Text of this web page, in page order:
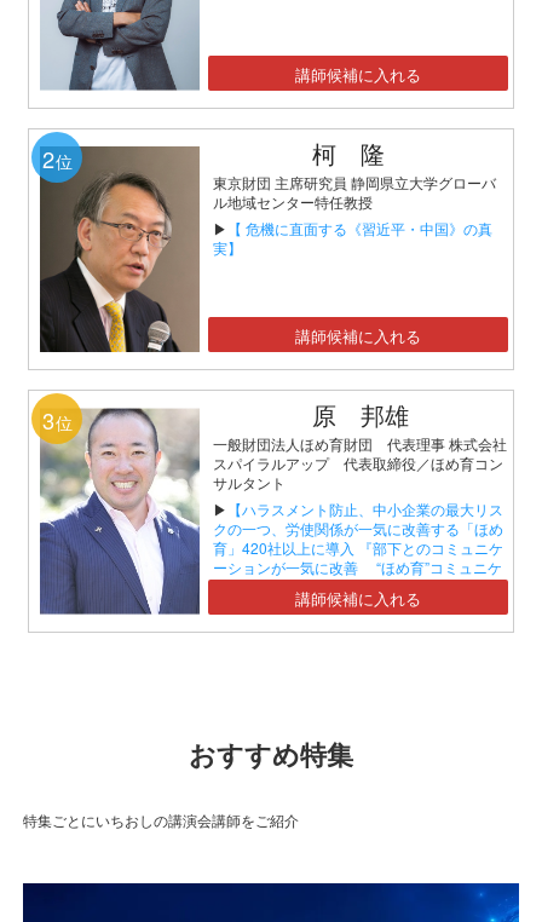
講師候補に入れる
2位 柯 隆
東京財団 主席研究員 静岡県立大学グローバ
ル地域センター特任教授
▶ 【 危機に直面する《習近平・中国》の真
実】
講師候補に入れる
3位 原 邦雄
一般財団法人ほめ育財団 代表理事 株式会社
スパイラルアップ 代表取締役／ほめ育コン
サルタント
▶ 【ハラスメント防止、中小企業の最大リス
クの一つ、労使関係が一気に改善する「ほめ
育」420社以上に導入 『部下とのコミュニケ
ーションが一気に改善 “ほめ育”コミュニケ
ーションセミナー』】講師候補に入れる
おすすめ特集
特集ごとにいちおしの講演会講師をご紹介